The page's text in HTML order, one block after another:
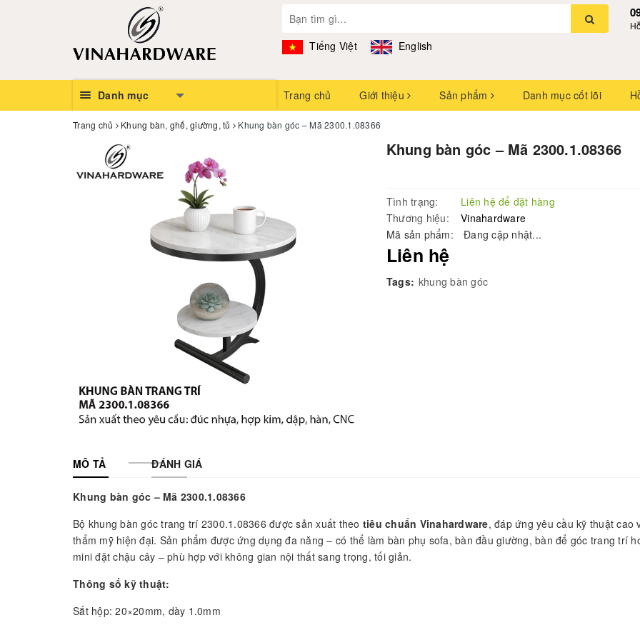
Tiếng Việt English
Danh mục Trang chủ Giới thiệu Sản phẩm Danh mục cốt lõi
Trang chủ Khung bàn, ghế, giường, tủ Khung bàn góc – Mã 2300.1.08366
Khung bàn góc – Mã 2300.1.08366
Tình trạng:
Liên hệ để đặt hàng
Thương hiệu:
Vinahardware
Mã sản phẩm:
Đang cập nhật...
Liên hệ
Tags: khung bàn góc
MÔ TẢ ĐÁNH GIÁ
Khung bàn góc – Mã 2300.1.08366
Bộ khung bàn góc trang trí 2300.1.08366 được sản xuất theo tiêu chuẩn Vinahardware, đáp ứng yêu cầu kỹ thuật cao
thẩm mỹ hiện đại. Sản phẩm được ứng dụng đa năng – có thể làm bàn phụ sofa, bàn đầu giường, bàn để góc trang trí
mini đặt chậu cây – phù hợp với không gian nội thất sang trọng, tối giản.
Thông số kỹ thuật:
Sắt hộp: 20×20mm, dày 1.0mm